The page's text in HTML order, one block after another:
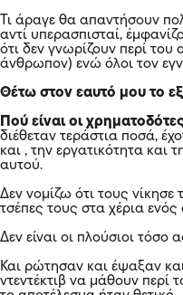
Τι άραγε θα απαντήσουν
αντί υπερασπισταί,
ότι δεν γνωρίζουν περί
άνθρωπον) ενώ όλοι τον
Θέτω στον εαυτό μου το
Πού είναι οι
διέθεταν τεράστια ποσά,
και , την εργατικότητα και
αυτού.
Δεν νομίζω ότι τους νίκησε
τσέπες τους στα χέρια
Δεν είναι οι πλούσιοι τόσο
Και ρώτησαν και έψαξαν
ντεντέκτιβ να μάθουν περί